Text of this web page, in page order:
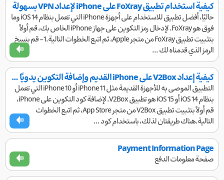
كيفية استخدام تطبيق FoXray على iPhone لإعداد VPN بسهولة
حاليًا، أفضل تطبيق للاستخدام على أجهزة iPhone التي تعمل بنظام iOS 14 وما
فوق هو FoXray. لإدخال رمز التكوين على جهاز iPhone الخاص بك، قم أولاً
بتثبيت تطبيق FoXray من متجر Apple، ثم اتبع الخطوات التالية.1- قم بنسخ
الرمز الذي قدمناه لك ...
كيفية إعداد V2Box على iPhone القديم وإضافة التكوين يدويًا أو عبر رمز QR
التطبيق الموصى به للأجهزة القديمة مثل iPhone 11 أو iPhone 10 التي تعمل
بنظام iOS 14 أو iOS 15 هو تطبيق V2Box. لإضافة كود التكوين على iPhone،
قم أولاً بتثبيت تطبيق V2Box من متجر App Store، ثم اتبع الخطوات
التالية.هناك طريقتان لذلك، باستخدام كود ...
Payment Information Page
صفحة معلومات الدفع